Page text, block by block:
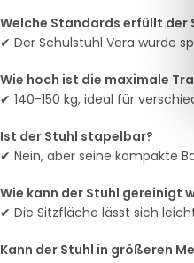
Welche Standards erfüllt der
✔ Der Schulstuhl Vera wurde
Wie hoch ist die maximale
✔ 140-150 kg, ideal für
Ist der Stuhl stapelbar?
✔ Nein, aber seine kompakte
Wie kann der Stuhl gereinigt
✔ Die Sitzfläche lässt sich
Kann der Stuhl in größeren